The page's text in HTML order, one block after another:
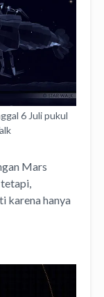
6 Juli pukul
Mars
karena hanya